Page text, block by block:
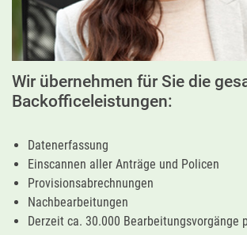
Wir übernehmen für Sie die
Backofficeleistungen:
Datenerfassung
Einscannen aller Anträge und Policen
Provisionsabrechnungen
Nachbearbeitungen
Derzeit ca. 30.000 Bearbeitungsvorgänge